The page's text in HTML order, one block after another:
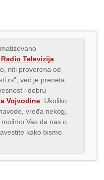
Radio Televizija
niti proverena od
već je preneta
i dobru
Vojvodine . Ukoliko
vređa nekog,
Vas da nas o
kako bismo